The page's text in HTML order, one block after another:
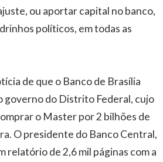
ou aportar capital no banco,
políticos, em todas as
de que o Banco de Brasília
governo do Distrito Federal, cujo
o Master por 2 bilhões de
O presidente do Banco Central,
relatório de 2,6 mil páginas com a